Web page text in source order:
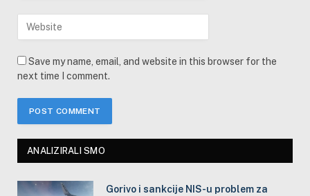
Save my name, email, and website in this browser for the
next time I comment.
ANALIZIRALI SMO
Gorivo i sankcije NIS-u problem za